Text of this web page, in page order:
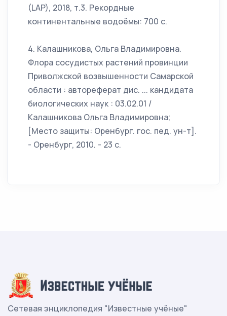
(LAP), 2018, т.3. Рекордные
континентальные водоёмы: 700 с.
4. Калашникова, Ольга Владимировна.
Флора сосудистых растений провинции
Приволжской возвышенности Самарской
области : автореферат дис. ... кандидата
биологических наук : 03.02.01 /
Калашникова Ольга Владимировна;
[Место защиты: Оренбург. гос. пед. ун-т].
- Оренбург, 2010. - 23 с.
Сетевая энциклопедия "Известные учёные"